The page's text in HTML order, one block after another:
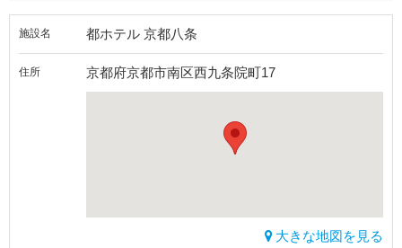
施設名 都ホテル 京都八条
住所 京都府京都市南区西九条院町17
大きな地図を見る